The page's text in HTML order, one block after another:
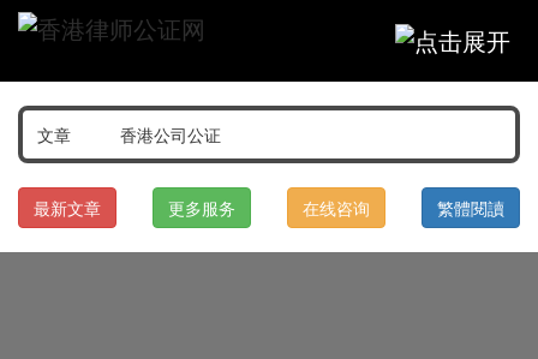
最新文章 更多服务 在线咨询 繁體閱讀